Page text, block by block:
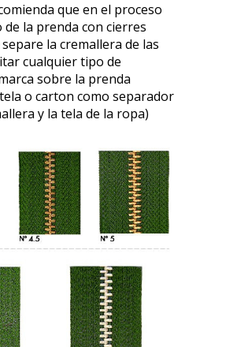
que en el proceso
de la prenda con cierres
la cremallera de las
cualquier tipo de
sobre la prenda
o carton como separador
y la tela de la ropa)